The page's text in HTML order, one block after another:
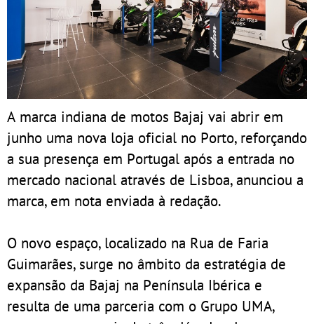
A marca indiana de motos Bajaj vai abrir em
junho uma nova loja oficial no Porto, reforçando
a sua presença em Portugal após a entrada no
mercado nacional através de Lisboa, anunciou a
marca, em nota enviada à redação.
O novo espaço, localizado na Rua de Faria
Guimarães, surge no âmbito da estratégia de
expansão da Bajaj na Península Ibérica e
resulta de uma parceria com o Grupo UMA,